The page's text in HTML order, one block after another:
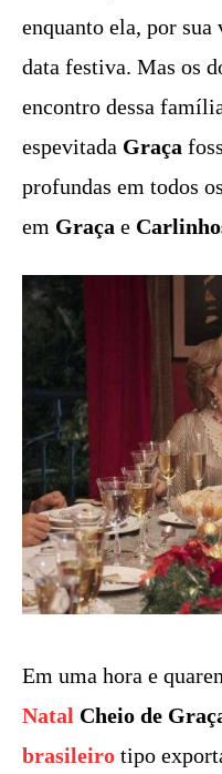
enquanto ela, por sua
data festiva. Mas os
encontro dessa
espevitada Graça
profundas em todos
em Graça e
Em uma hora e
Natal Cheio de
brasileiro tipo